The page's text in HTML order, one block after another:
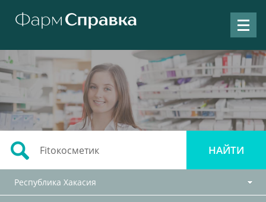
Республика Хакасия